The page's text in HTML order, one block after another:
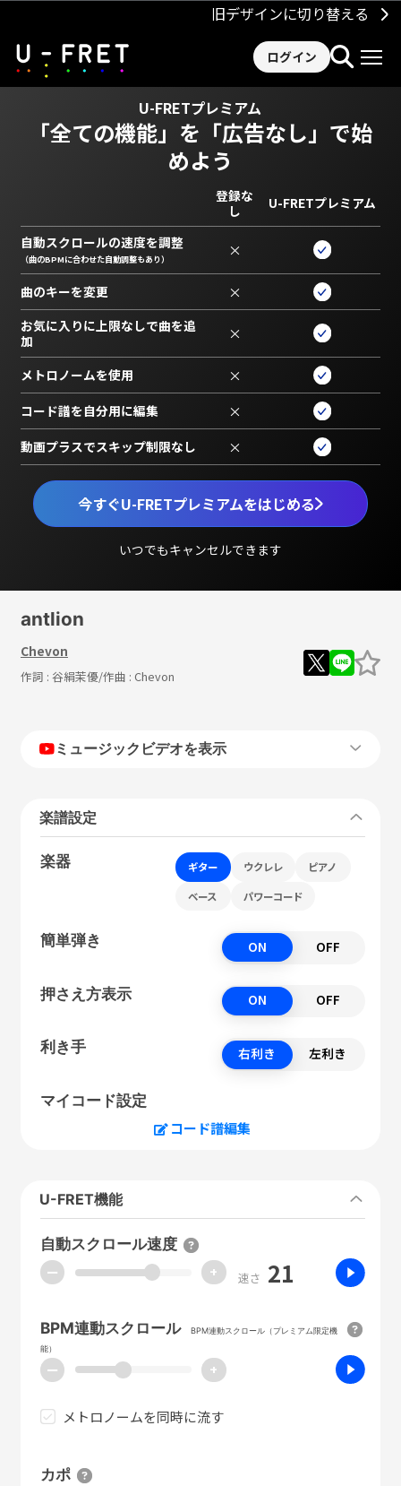
旧デザインに切り替える
ログイン
U-FRETプレミアム
「全ての機能」を 「広告なし」で始
めよう
今すぐU-FRETプレミアムをはじめる
いつでもキャンセルできます
登録な
し
U-FRETプレミアム
自動スクロールの速度を調整
（曲のBPMに合わせた自動調整もあり） ×
曲のキーを変更 ×
お気に入りに上限なしで曲を追
加
×
メトロノームを使用 ×
コード譜を自分用に編集 ×
動画プラスでスキップ制限なし ×
antlion
Chevon
作詞 : 谷絹茉優/作曲 : Chevon
ミュージックビデオを表示
楽譜設定
楽器 ギター ウクレレ ピアノ
ベース パワーコード
簡単弾き ON OFF
押さえ方表示 ON OFF
利き手 右利き 左利き
マイコード設定
コード譜編集
U-FRET機能
自動スクロール速度
ー + 速さ 21
BPM連動スクロール
BPM連動スクロール（プレミアム限定機
能）
ー +
メトロノームを同時に流す
カポ